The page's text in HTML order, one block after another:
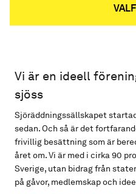
Vi är en ideell
sjöss
Sjöräddningssällskapet
sedan. Och så är det
frivillig besättning som är
året om. Vi är med i cirka 90
Sverige, utan bidrag från
på gåvor, medlemskap och